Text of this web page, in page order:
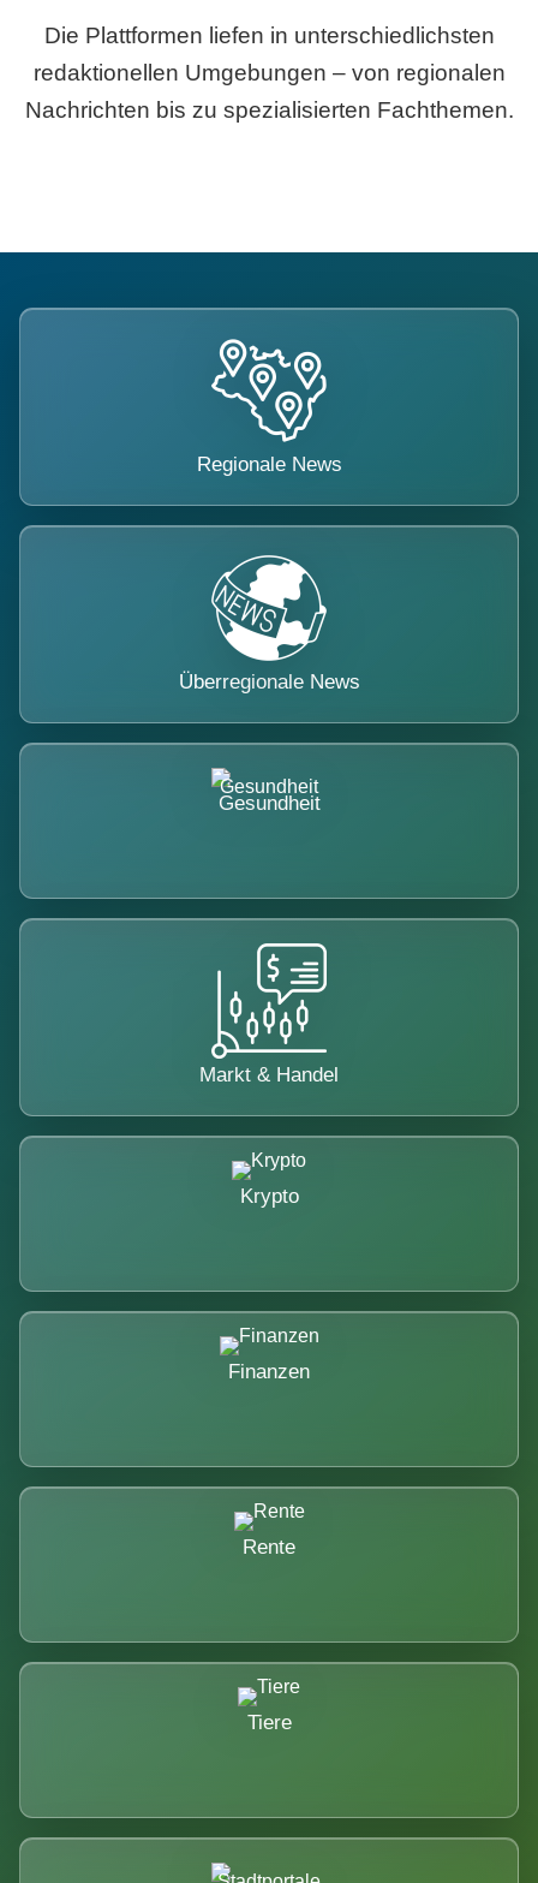
Die Plattformen liefen in unterschiedlichsten
redaktionellen Umgebungen – von regionalen
Nachrichten bis zu spezialisierten Fachthemen.
Regionale News
Überregionale News
Gesundheit
Markt & Handel
Krypto
Finanzen
Rente
Tiere